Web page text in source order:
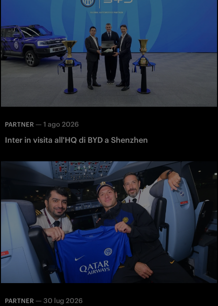
PARTNER — 1 ago 2026
Inter in visita all'HQ di BYD a Shenzhen
PARTNER — 30 lug 2026